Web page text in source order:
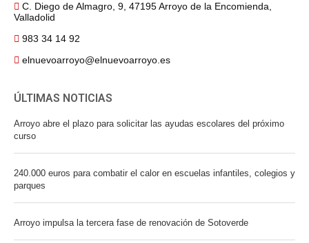
C. Diego de Almagro, 9, 47195 Arroyo de la Encomienda,
Valladolid
983 34 14 92
elnuevoarroyo@elnuevoarroyo.es
ÚLTIMAS NOTICIAS
Arroyo abre el plazo para solicitar las ayudas escolares del próximo
curso
240.000 euros para combatir el calor en escuelas infantiles, colegios y
parques
Arroyo impulsa la tercera fase de renovación de Sotoverde